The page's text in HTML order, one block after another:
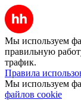
Мы используем
правильную
трафик.
Правила
Мы используем
файлов cookie